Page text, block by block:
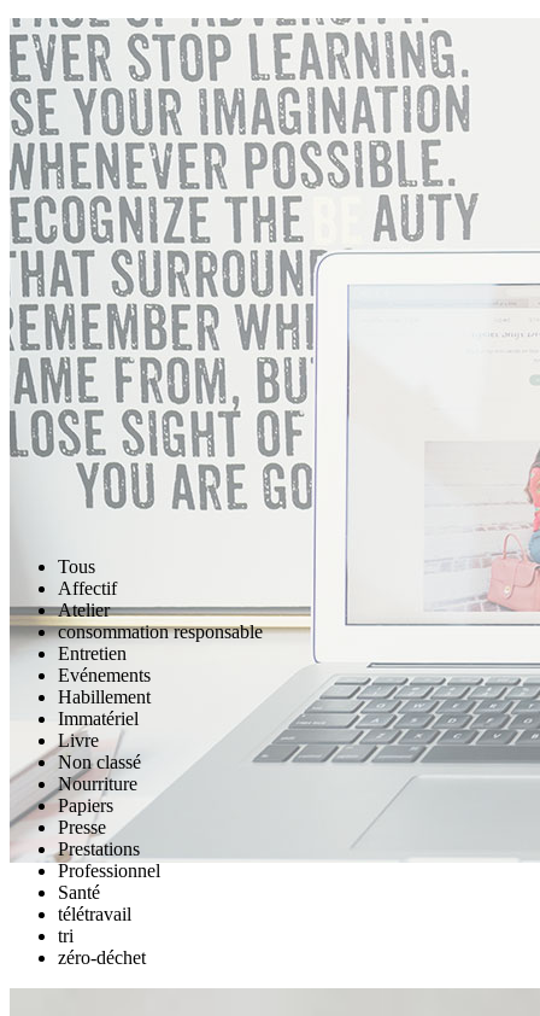
Tous
Affectif
Atelier
consommation responsable
Entretien
Evénements
Habillement
Immatériel
Livre
Non classé
Nourriture
Papiers
Presse
Prestations
Professionnel
Santé
télétravail
tri
zéro-déchet